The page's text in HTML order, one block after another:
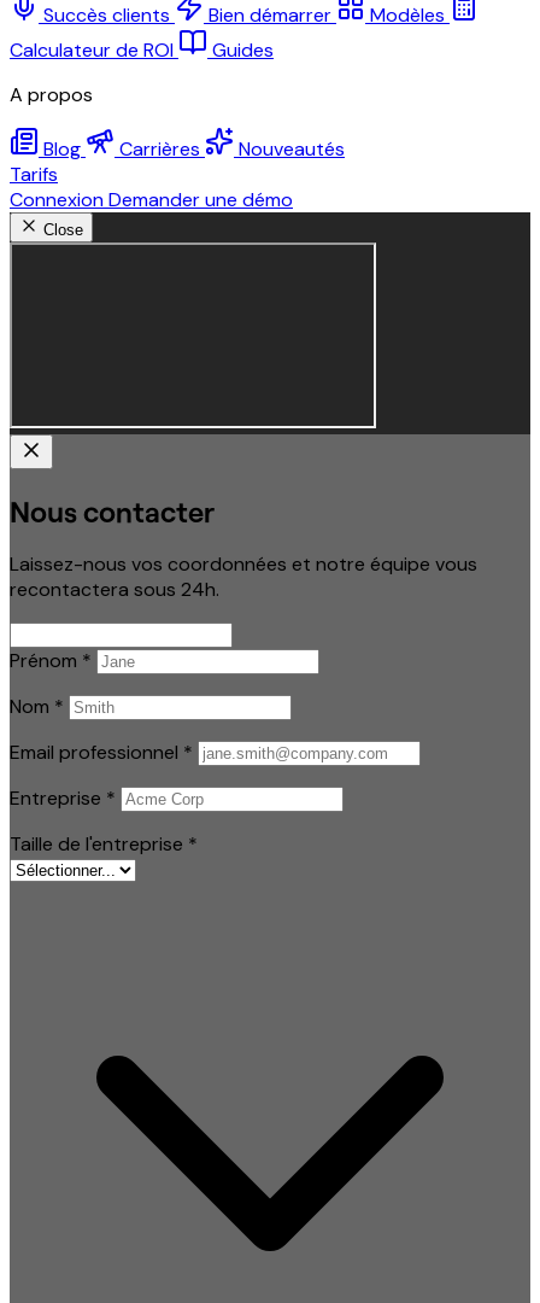
Succès clients Bien démarrer
Modèles
Calculateur de ROI
Guides
A propos
Blog Carrières
Nouveautés
Tarifs
ConnexionDemander une démo
Close
Nous contacter
Laissez-nous vos coordonnées et notre équipe vous
recontactera sous 24h.
Prénom *
Nom *
Email professionnel *
Entreprise *
Taille de l'entreprise *